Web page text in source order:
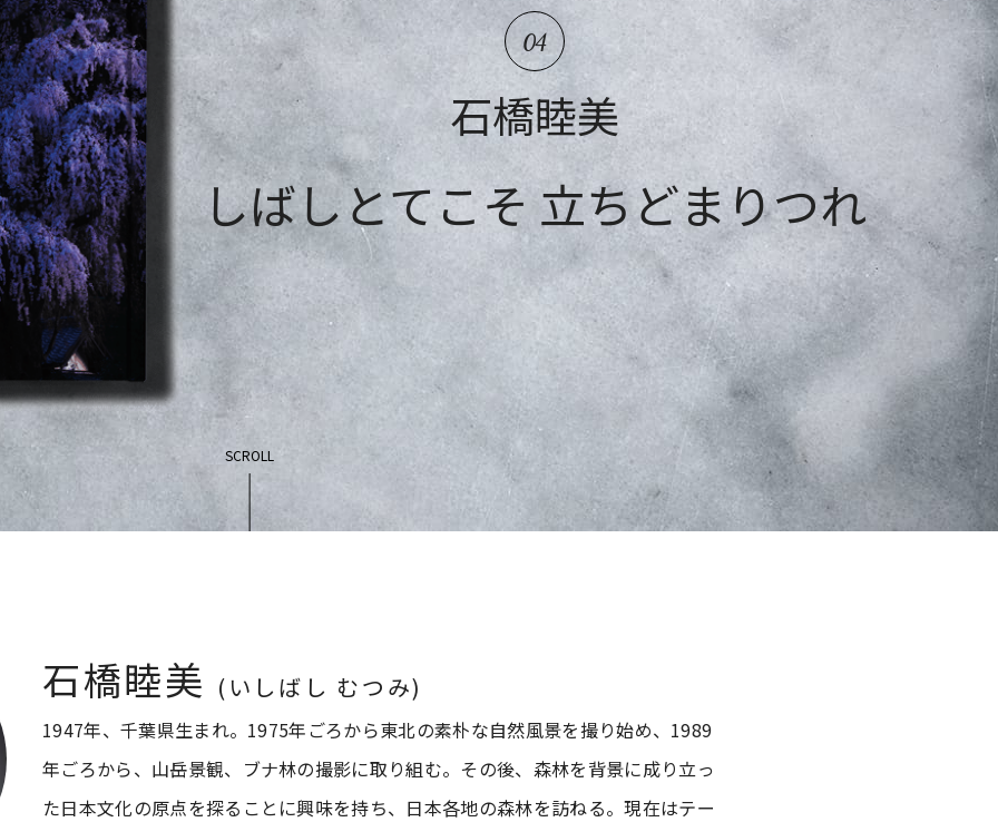
04
石橋睦美
しばしとてこそ 立ちどまりつれ
SCROLL
石橋睦美 (いしばし むつみ)
1947年、千葉県生まれ。1975年ごろから東北の素朴な自然風景を撮り始め、1989
年ごろから、山岳景観、ブナ林の撮影に取り組む。その後、森林を背景に成り立っ
た日本文化の原点を探ることに興味を持ち、日本各地の森林を訪ねる。現在はテー